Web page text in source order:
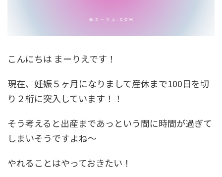
こんにちは まーりえです！
現在、妊娠５ヶ月になりまして産休まで100日を切
り２桁に突入しています！！
そう考えると出産まであっという間に時間が過ぎて
しまいそうですよね〜
やれることはやっておきたい！